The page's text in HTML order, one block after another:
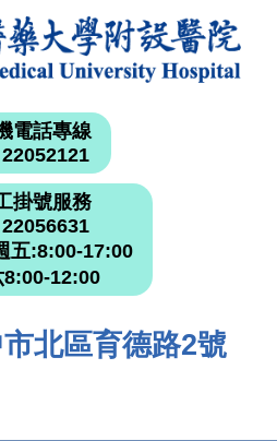
電話專線
掛號服務
五:8:00-17:00
8:00-12:00
北區育德路2號